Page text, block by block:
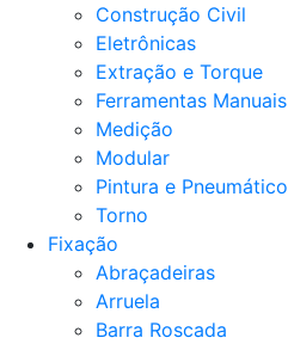
Construção Civil
Eletrônicas
Extração e Torque
Ferramentas Manuais
Medição
Modular
Pintura e Pneumático
Torno
Fixação
Abraçadeiras
Arruela
Barra Roscada